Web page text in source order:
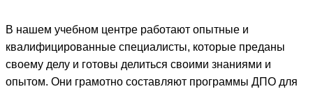
В нашем учебном центре работают опытные и
квалифицированные специалисты, которые преданы
своему делу и готовы делиться своими знаниями и
опытом. Они грамотно составляют программы ДПО для